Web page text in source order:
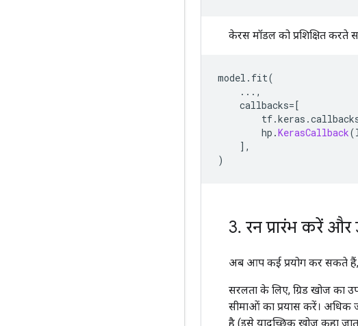
केरस मॉडल को प्रशिक्षित
model . fit(
...,
callbacks=[
tf.keras .
hp .KerasCallback(
],
)
3. रन प्रारंभ करें
अब आप कई प्रयोग कर सकते हैं,
सरलता के लिए, ग्रिड खोज का
सीमाओं का प्रयास करें। अधिक
है (इसे यादृच्छिक खोज कहा